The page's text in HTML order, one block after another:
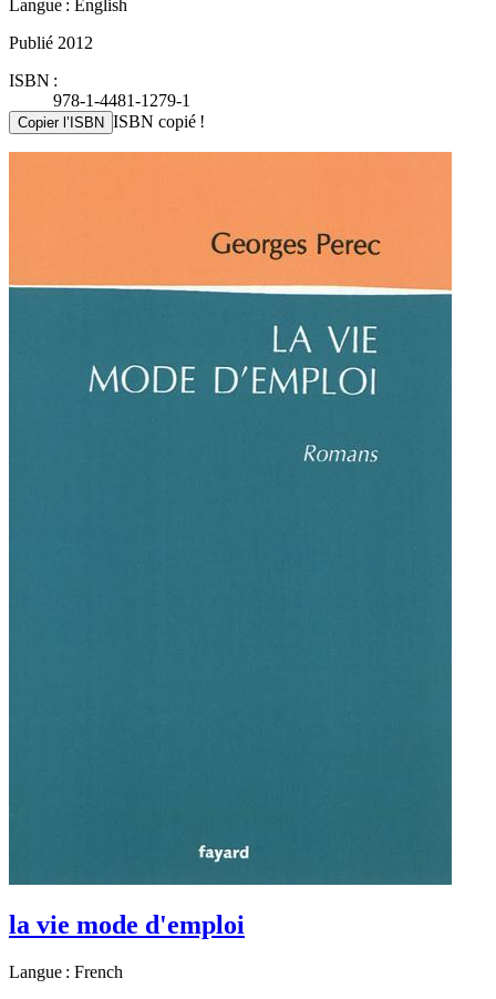
Langue : English
Publié 2012
ISBN :
978-1-4481-1279-1
Copier l’ISBN ISBN copié !
la vie mode d'emploi
Langue : French